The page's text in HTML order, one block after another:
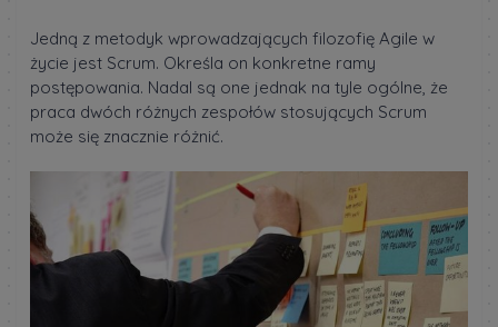
Jedną z metodyk wprowadzających filozofię Agile w
życie jest Scrum. Określa on konkretne ramy
postępowania. Nadal są one jednak na tyle ogólne, że
praca dwóch różnych zespołów stosujących Scrum
może się znacznie różnić.